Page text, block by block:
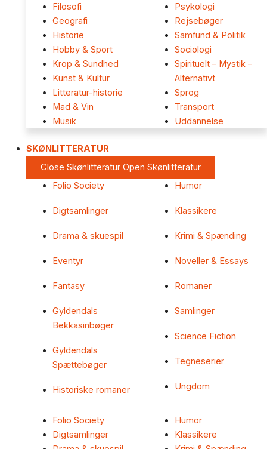
Filosofi
Geografi
Historie
Hobby & Sport
Krop & Sundhed
Kunst & Kultur
Litteratur-historie
Mad & Vin
Musik
Psykologi
Rejsebøger
Samfund & Politik
Sociologi
Spirituelt – Mystik –
Alternativt
Sprog
Transport
Uddannelse
SKØNLITTERATUR
Close Skønlitteratur Open Skønlitteratur
Folio Society
Digtsamlinger
Drama & skuespil
Eventyr
Fantasy
Gyldendals
Bekkasinbøger
Gyldendals
Spættebøger
Historiske romaner
Humor
Klassikere
Krimi & Spænding
Noveller & Essays
Romaner
Samlinger
Science Fiction
Tegneserier
Ungdom
Folio Society
Digtsamlinger
Humor
Klassikere